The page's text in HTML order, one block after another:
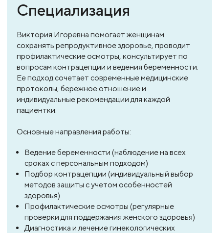
Специализация
Виктория Игоревна помогает женщинам
сохранять репродуктивное здоровье, проводит
профилактические осмотры, консультирует по
вопросам контрацепции и ведения беременности.
Ее подход сочетает современные медицинские
протоколы, бережное отношение и
индивидуальные рекомендации для каждой
пациентки.
Основные направления работы:
Ведение беременности (наблюдение на всех
сроках с персональным подходом)
Подбор контрацепции (индивидуальный выбор
методов защиты с учетом особенностей
здоровья)
Профилактические осмотры (регулярные
проверки для поддержания женского здоровья)
Диагностика и лечение гинекологических